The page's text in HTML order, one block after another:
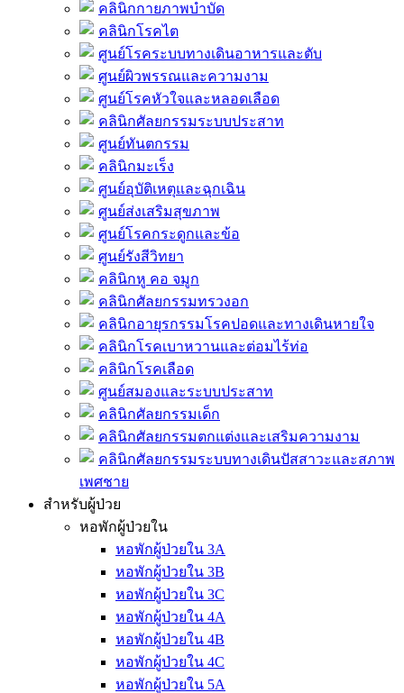
คลินิกกายภาพบำบัด
คลินิกโรคไต
ศูนย์โรคระบบทางเดินอาหารและตับ
ศูนย์ผิวพรรณและความงาม
ศูนย์โรคหัวใจและหลอดเลือด
คลินิกศัลยกรรมระบบประสาท
ศูนย์ทันตกรรม
คลินิกมะเร็ง
ศูนย์อุบัติเหตุและฉุกเฉิน
ศูนย์ส่งเสริมสุขภาพ
ศูนย์โรคกระดูกและข้อ
ศูนย์รังสีวิทยา
คลินิกหู คอ จมูก
คลินิกศัลยกรรมทรวงอก
คลินิกอายุรกรรมโรคปอดและทางเดินหายใจ
คลินิกโรคเบาหวานและต่อมไร้ท่อ
คลินิกโรคเลือด
ศูนย์สมองและระบบประสาท
คลินิกศัลยกรรมเด็ก
คลินิกศัลยกรรมตกแต่งและเสริมความงาม
คลินิกศัลยกรรมระบบทางเดินปัสสาวะและสภาพ
เพศชาย
สำหรับผู้ป่วย
หอพักผู้ป่วยใน
หอพักผู้ป่วยใน 3A
หอพักผู้ป่วยใน 3B
หอพักผู้ป่วยใน 3C
หอพักผู้ป่วยใน 4A
หอพักผู้ป่วยใน 4B
หอพักผู้ป่วยใน 4C
หอพักผู้ป่วยใน 5A